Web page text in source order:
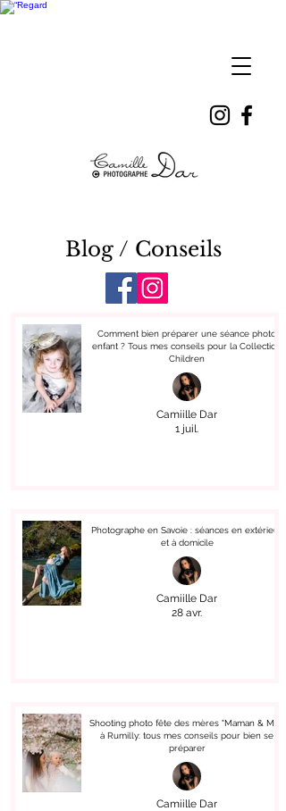
Blog / Conseils
Comment bien préparer une séance photo
enfant ? Tous mes conseils pour la Collection
Children
Camiille Dar
1 juil.
Photographe en Savoie : séances en extérieur
et à domicile
Camiille Dar
28 avr.
Shooting photo fête des mères "Maman & Moi"
à Rumilly: tous mes conseils pour bien se
préparer
Camiille Dar